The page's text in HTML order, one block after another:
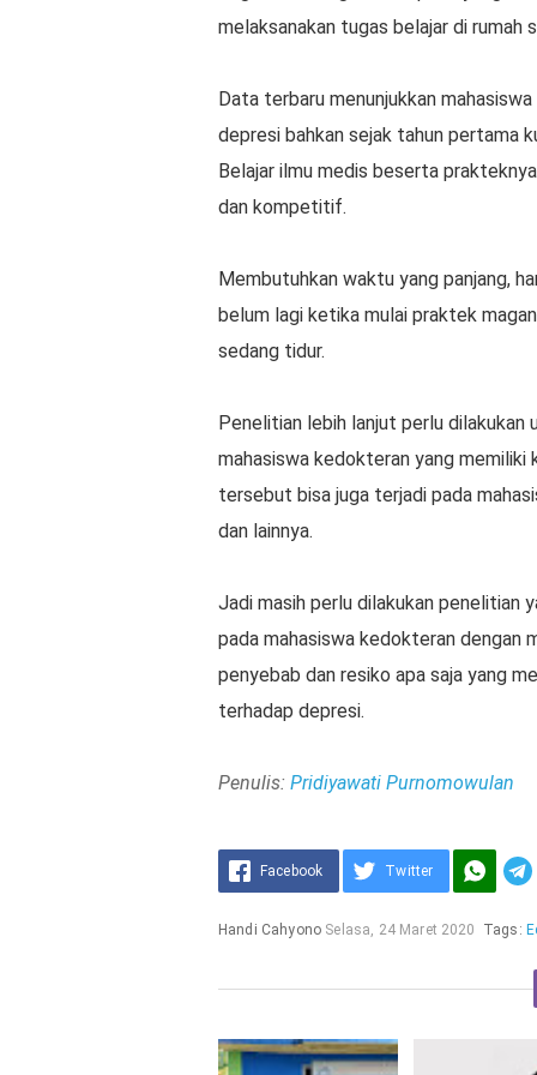
melaksanakan tugas belajar di rumah
Data terbaru menunjukkan
depresi bahkan sejak tahun pertama
Belajar ilmu medis beserta
dan kompetitif.
Membutuhkan waktu yang panjang,
belum lagi ketika mulai praktek
sedang tidur.
Penelitian lebih lanjut perlu dilakukan
mahasiswa kedokteran yang memiliki
tersebut bisa juga terjadi pada
dan lainnya.
Jadi masih perlu dilakukan penelitian
pada mahasiswa kedokteran dengan
penyebab dan resiko apa saja yang
terhadap depresi.
Penulis: Pridiyawati Purnomowulan
Facebook Twitter
Handi Cahyono Selasa, 24 Maret 2020 Tags: